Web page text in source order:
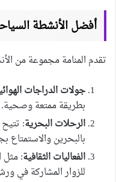
أفضل الأنشطة
تقدم المنامة مجموعة من
جولات الدراجات
بطريقة ممتعة وصحية.
الرحلات البحرية:
بالبحرين والاستمتاع
الفعاليات الثقافية: مثل
للزوار المشاركة في